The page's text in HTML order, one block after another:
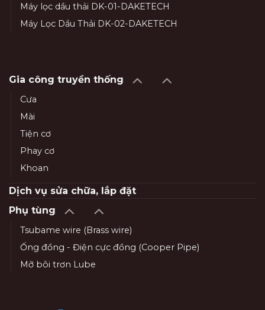
Máy lọc dầu thải DK-01-DAKETECH
Máy Lọc Dầu Thải DK-02-DAKETECH
Gia công truyền thống
Cưa
Mài
Tiện cơ
Phay cơ
Khoan
Dịch vụ sửa chữa, lắp đặt
Phụ tùng
Tsubame wire (Brass wire)
Ống đồng - Điện cực đồng (Cooper Pipe)
Mỡ bôi trơn Lube